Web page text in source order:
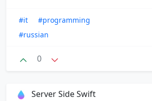
#it
#programming
#russian
0
Server Side Swift